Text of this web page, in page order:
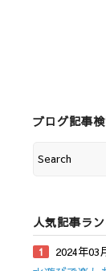
ブログ記事
人気記事ラ
2024年03